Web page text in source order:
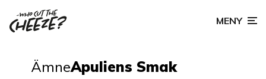
MENY
ÄmneApuliens Smak